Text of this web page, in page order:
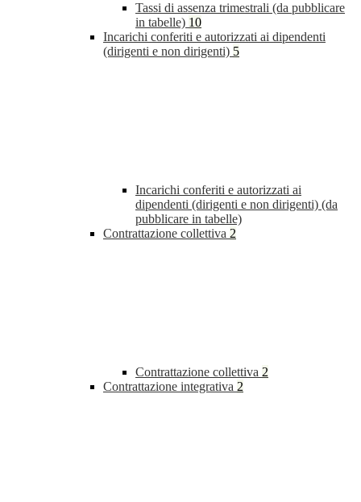
Tassi di assenza trimestrali (da pubblicare
in tabelle) 10
Incarichi conferiti e autorizzati ai dipendenti
(dirigenti e non dirigenti) 5
Incarichi conferiti e autorizzati ai
dipendenti (dirigenti e non dirigenti) (da
pubblicare in tabelle)
Contrattazione collettiva 2
Contrattazione collettiva 2
Contrattazione integrativa 2